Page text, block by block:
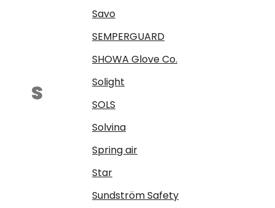
S
Savo
SEMPERGUARD
SHOWA Glove Co.
Solight
SOLS
Solvina
Spring air
Star
Sundström Safety